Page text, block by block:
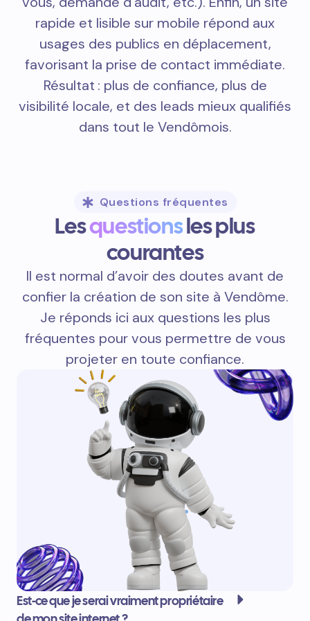
rapide et lisible sur mobile répond aux
usages des publics en déplacement,
favorisant la prise de contact immédiate.
Résultat : plus de confiance, plus de
visibilité locale, et des leads mieux qualifiés
dans tout le Vendômois.
Questions fréquentes
Lesquestionsles plus
courantes
Il est normal d’avoir des doutes avant de
confier la création de son site à Vendôme.
Je réponds ici aux questions les plus
fréquentes pour vous permettre de vous
projeter en toute confiance.
Est-ce que je serai vraiment propriétaire